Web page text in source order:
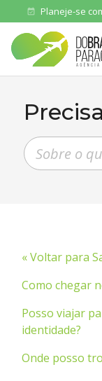
event_available Planeje-se
Pesquisar
« Voltar para
Como chegar
Posso viajar
identidade?
Onde posso